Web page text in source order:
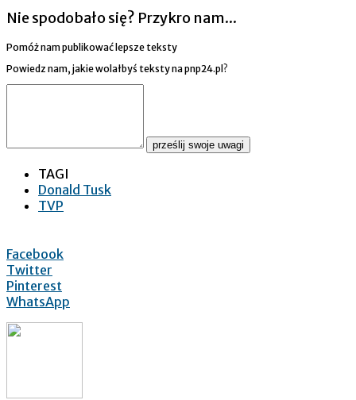
Nie spodobało się? Przykro nam...
Pomóż nam publikować lepsze teksty
Powiedz nam, jakie wolałbyś teksty na pnp24.pl?
prześlij swoje uwagi
TAGI
Donald Tusk
TVP
Facebook
Twitter
Pinterest
WhatsApp